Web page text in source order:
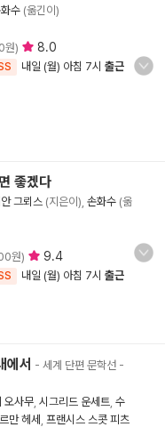
수 (옮긴이)
원) 8.0
내일 (월) 아침 7시 출근
좋겠다
그뢰스 (지은이), 손화수 (옮
원) 9.4
내일 (월) 아침 7시 출근
에서 - 세계 단편 문학선 -
오사무 시그리드 운세트 수
만 헤세
프랜시스 스콧 피츠